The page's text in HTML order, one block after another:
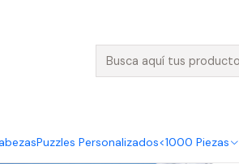
Puzzles Personalizados<1000 Piezas